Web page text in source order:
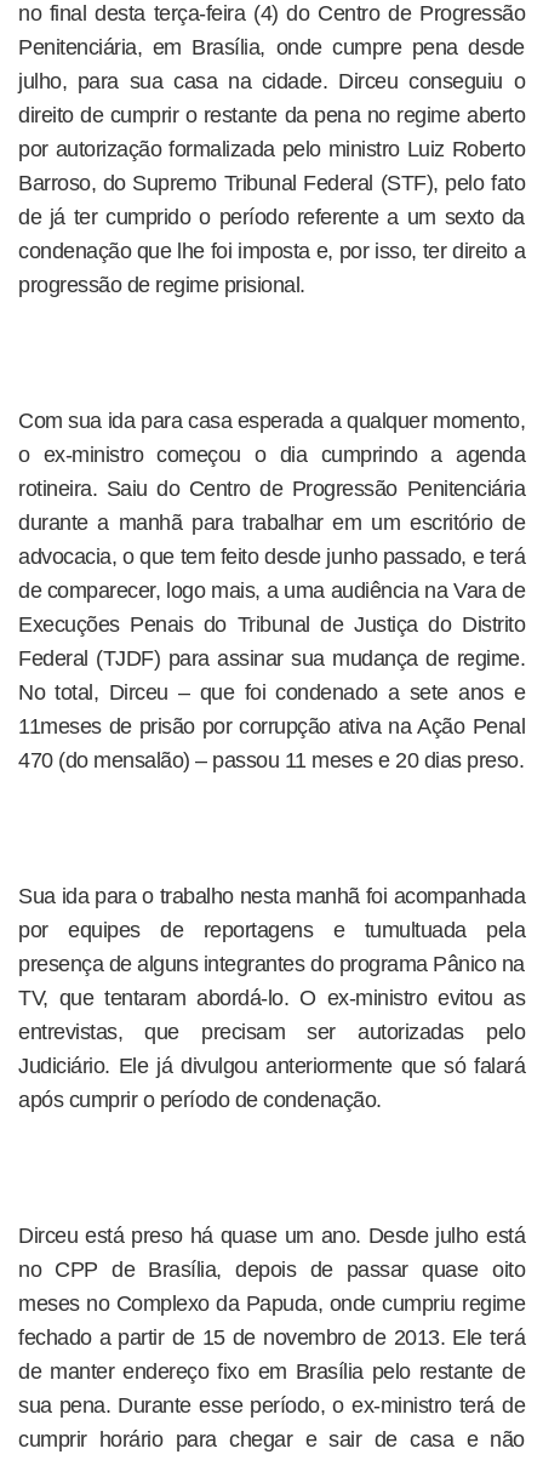
no final desta terça-feira (4) do Centro de Progressão
Penitenciária, em Brasília, onde cumpre pena desde
julho, para sua casa na cidade. Dirceu conseguiu o
direito de cumprir o restante da pena no regime aberto
por autorização formalizada pelo ministro Luiz Roberto
Barroso, do Supremo Tribunal Federal (STF), pelo fato
de já ter cumprido o período referente a um sexto da
condenação que lhe foi imposta e, por isso, ter direito a
progressão de regime prisional.
Com sua ida para casa esperada a qualquer momento,
o ex-ministro começou o dia cumprindo a agenda
rotineira. Saiu do Centro de Progressão Penitenciária
durante a manhã para trabalhar em um escritório de
advocacia, o que tem feito desde junho passado, e terá
de comparecer, logo mais, a uma audiência na Vara de
Execuções Penais do Tribunal de Justiça do Distrito
Federal (TJDF) para assinar sua mudança de regime.
No total, Dirceu – que foi condenado a sete anos e
11meses de prisão por corrupção ativa na Ação Penal
470 (do mensalão) – passou 11 meses e 20 dias preso.
Sua ida para o trabalho nesta manhã foi acompanhada
por equipes de reportagens e tumultuada pela
presença de alguns integrantes do programa Pânico na
TV, que tentaram abordá-lo. O ex-ministro evitou as
entrevistas, que precisam ser autorizadas pelo
Judiciário. Ele já divulgou anteriormente que só falará
após cumprir o período de condenação.
Dirceu está preso há quase um ano. Desde julho está
no CPP de Brasília, depois de passar quase oito
meses no Complexo da Papuda, onde cumpriu regime
fechado a partir de 15 de novembro de 2013. Ele terá
de manter endereço fixo em Brasília pelo restante de
sua pena. Durante esse período, o ex-ministro terá de
cumprir horário para chegar e sair de casa e não